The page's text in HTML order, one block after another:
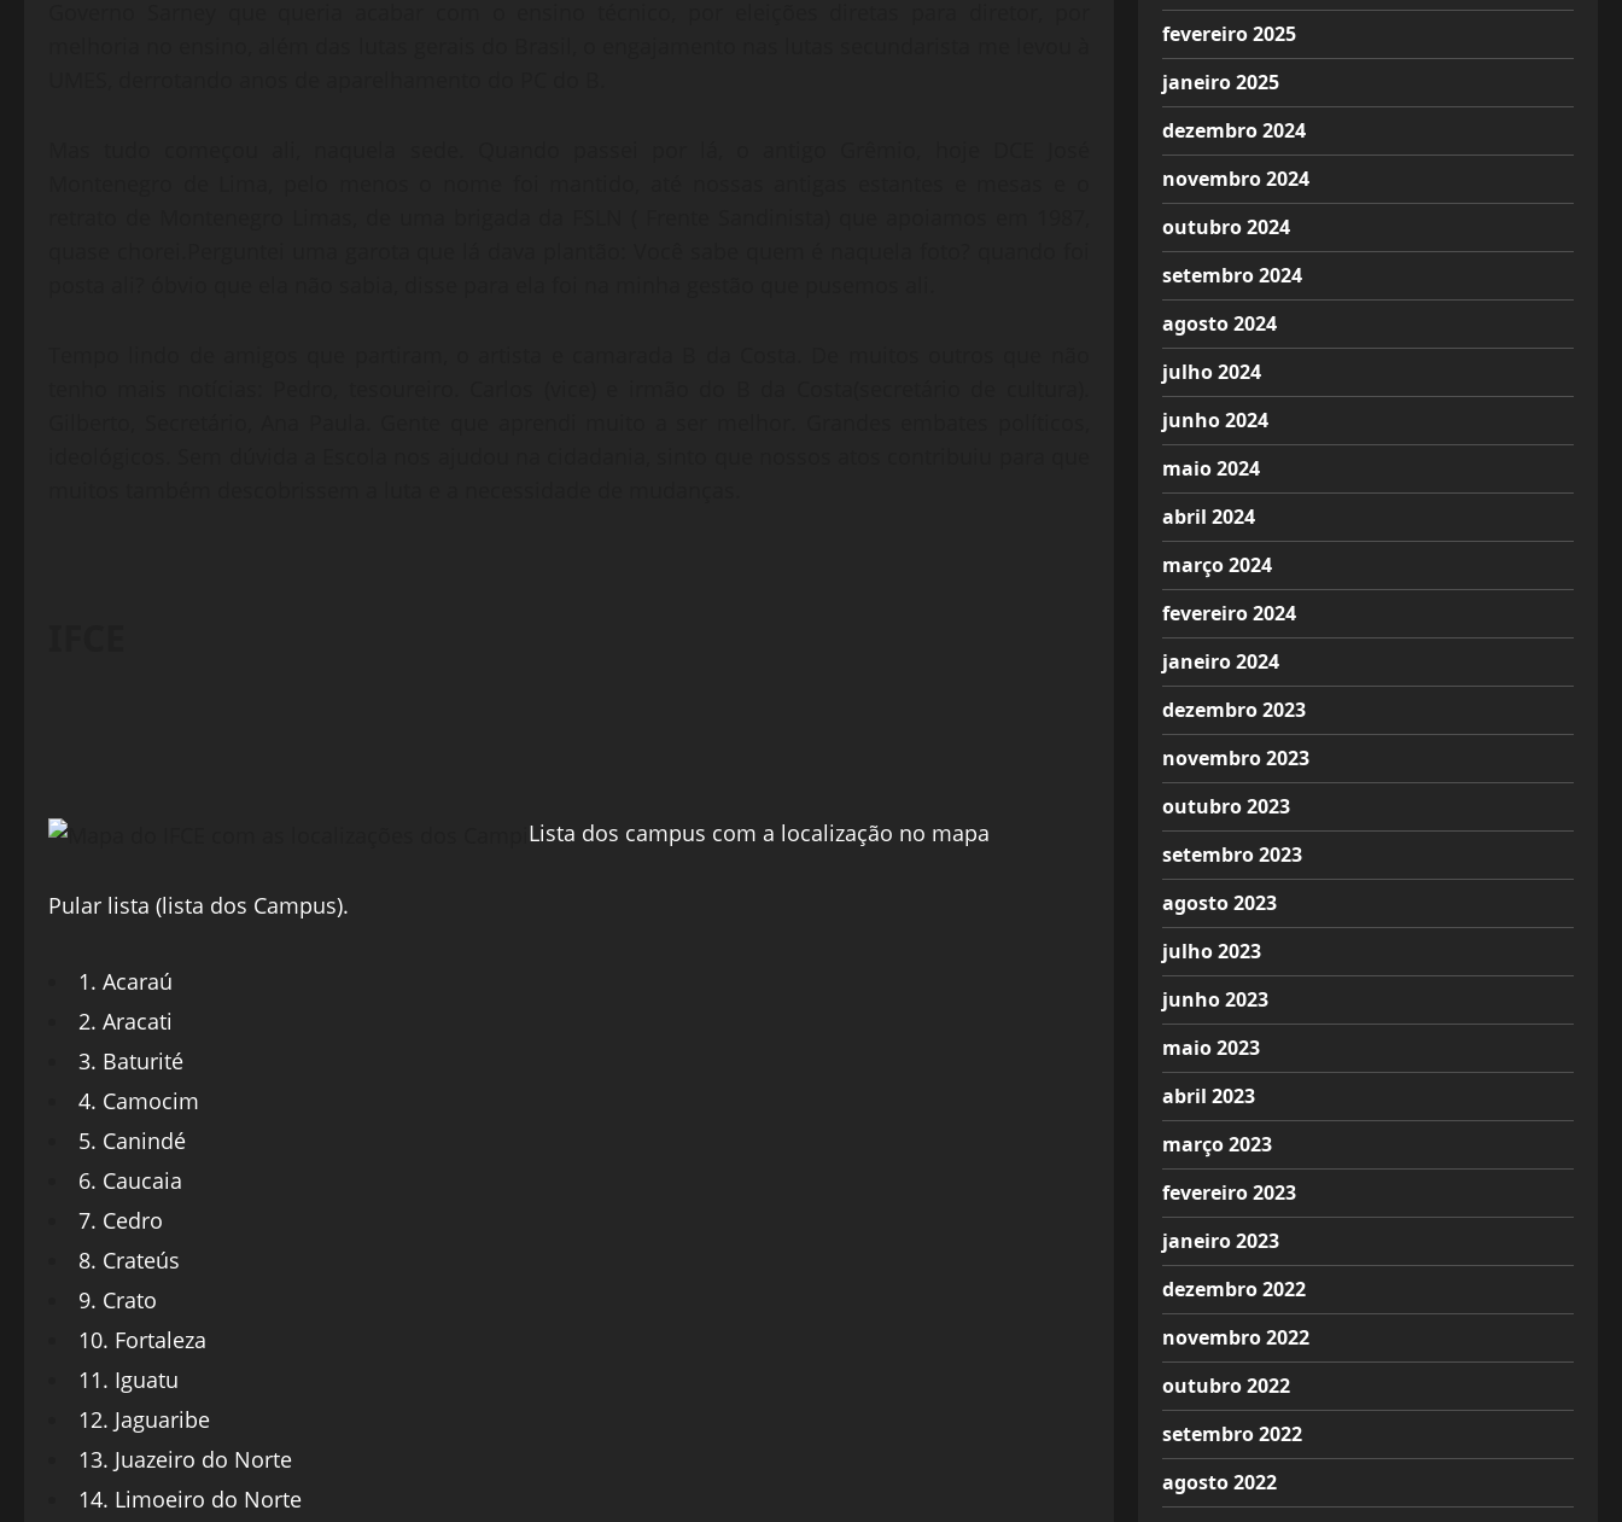
Lista dos campus com a localização no mapa
Pular lista (lista dos Campus).
1. Acaraú
2. Aracati
3. Baturité
4. Camocim
5. Canindé
6. Caucaia
7. Cedro
8. Crateús
9. Crato
10. Fortaleza
11. Iguatu
12. Jaguaribe
13. Juazeiro do Norte
14. Limoeiro do Norte
fevereiro 2025
janeiro 2025
dezembro 2024
novembro 2024
outubro 2024
setembro 2024
agosto 2024
julho 2024
junho 2024
maio 2024
abril 2024
março 2024
fevereiro 2024
janeiro 2024
dezembro 2023
novembro 2023
outubro 2023
setembro 2023
agosto 2023
julho 2023
junho 2023
maio 2023
abril 2023
março 2023
fevereiro 2023
janeiro 2023
dezembro 2022
novembro 2022
outubro 2022
setembro 2022
agosto 2022